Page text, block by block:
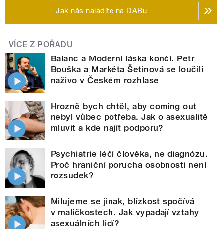
Jak nás naladíte na DABu
VÍCE Z POŘADU
Balanc a Moderní láska končí. Petr
Bouška a Markéta Šetinová se loučili
naživo v Českém rozhlase
Hrozně bych chtěl, aby coming out
nebyl vůbec potřeba. Jak o asexualitě
mluvit a kde najít podporu?
Psychiatrie léčí člověka, ne diagnózu.
Proč hraniční porucha osobnosti není
rozsudek?
Milujeme se jinak, blízkost spočívá
v maličkostech. Jak vypadají vztahy
asexuálních lidí?